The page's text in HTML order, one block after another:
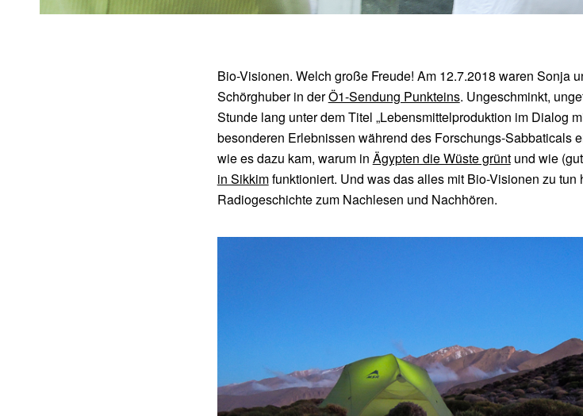
Bio-Visionen. Welch große Freude! Am 12.7.2018 waren Sonja
Schörghuber in derÖ1-Sendung Punkteins. Ungeschminkt,
Stunde lang unter dem Titel „Lebensmittelproduktion im Dialog
besonderen Erlebnissen während des Forschungs-Sabbaticals
wie es dazu kam, warum in Ägypten die Wüste grüntund wie
in Sikkimfunktioniert. Und was das alles mit Bio-Visionen zu tun
Radiogeschichte zum Nachlesen und Nachhören.